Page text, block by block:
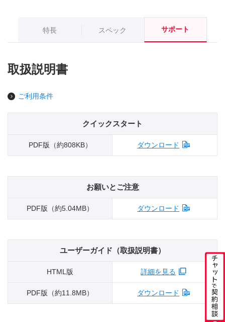
特長 スペック サポート
取扱説明書
ご利用条件
クイックスタート
PDF版（約808KB） ダウンロード
お願いとご注意
PDF版（約5.04MB） ダウンロード
ユーザーガイド（取扱説明書）
HTML版 詳細を見る
PDF版（約11.8MB） ダウンロード